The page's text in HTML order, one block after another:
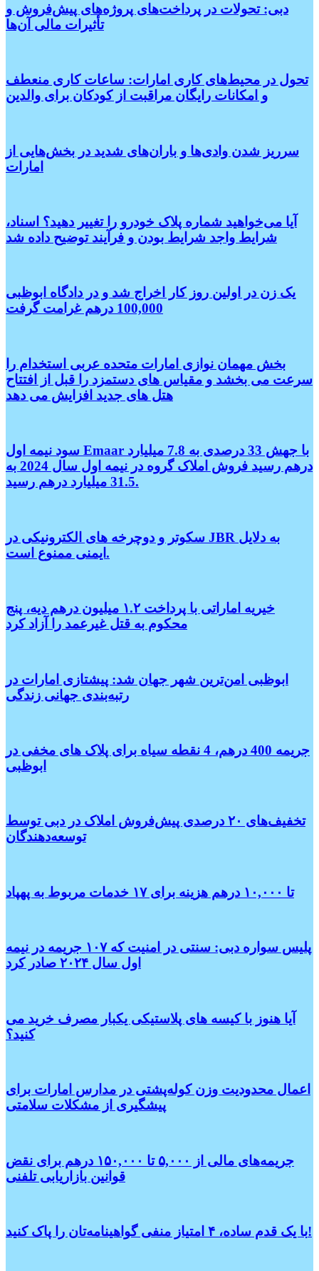
دبی: تحولات در پرداخت‌های پروژه‌های پیش‌فروش و
تأثیرات مالی آن‌ها
تحول در محیط‌های کاری امارات: ساعات کاری منعطف
و امکانات رایگان مراقبت از کودکان برای والدین
سرریز شدن وادی‌ها و باران‌های شدید در بخش‌هایی از
امارات
آیا می‌خواهید شماره پلاک خودرو را تغییر دهید؟ اسناد،
شرایط واجد شرایط بودن و فرآیند توضیح داده شد
یک زن در اولین روز کار اخراج شد و در دادگاه ابوظبی
100,000 درهم غرامت گرفت
بخش مهمان نوازی امارات متحده عربی استخدام را
سرعت می بخشد و مقیاس های دستمزد را قبل از افتتاح
هتل های جدید افزایش می دهد
سود نیمه اول Emaar با جهش 33 درصدی به 7.8 میلیارد
درهم رسید فروش املاک گروه در نیمه اول سال 2024 به
31.5 میلیارد درهم رسید.
سکوتر و دوچرخه های الکترونیکی در JBR به دلایل
ایمنی ممنوع است.
خیریه اماراتی با پرداخت ۱.۲ میلیون درهم دیه، پنج
محکوم به قتل غیرعمد را آزاد کرد
ابوظبی امن‌ترین شهر جهان شد: پیشتازی امارات در
رتبه‌بندی جهانی زندگی
جریمه 400 درهم، 4 نقطه سیاه برای پلاک های مخفی در
ابوظبی
تخفیف‌های ۲۰ درصدی پیش‌فروش املاک در دبی توسط
توسعه‌دهندگان
تا ۱۰,۰۰۰ درهم هزینه برای ۱۷ خدمات مربوط به پهپاد
پلیس سواره دبی: سنتی در امنیت که ۱۰۷ جریمه در نیمه
اول سال ۲۰۲۴ صادر کرد
آیا هنوز با کیسه های پلاستیکی یکبار مصرف خرید می
کنید؟
اعمال محدودیت وزن کوله‌پشتی در مدارس امارات برای
پیشگیری از مشکلات سلامتی
جریمه‌های مالی از ۵,۰۰۰ تا ۱۵۰,۰۰۰ درهم برای نقض
قوانین بازاریابی تلفنی
با یک قدم ساده، ۴ امتیاز منفی گواهینامه‌تان را پاک کنید!